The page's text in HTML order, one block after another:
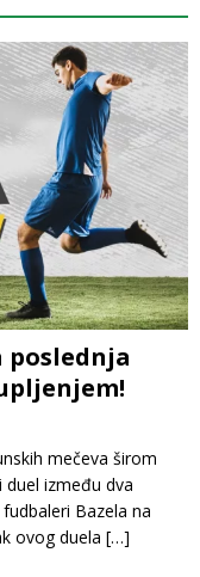
poslednja
mečeva širom
duel između dva
Bazela na
ovog duela […]